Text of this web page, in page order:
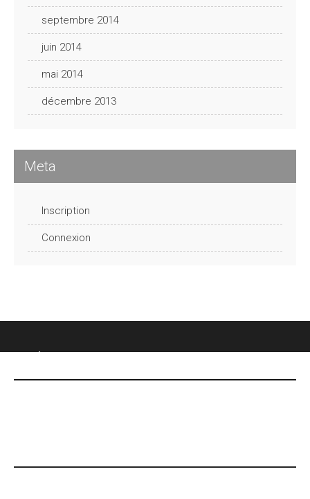
septembre 2014
juin 2014
mai 2014
décembre 2013
Meta
Inscription
Connexion